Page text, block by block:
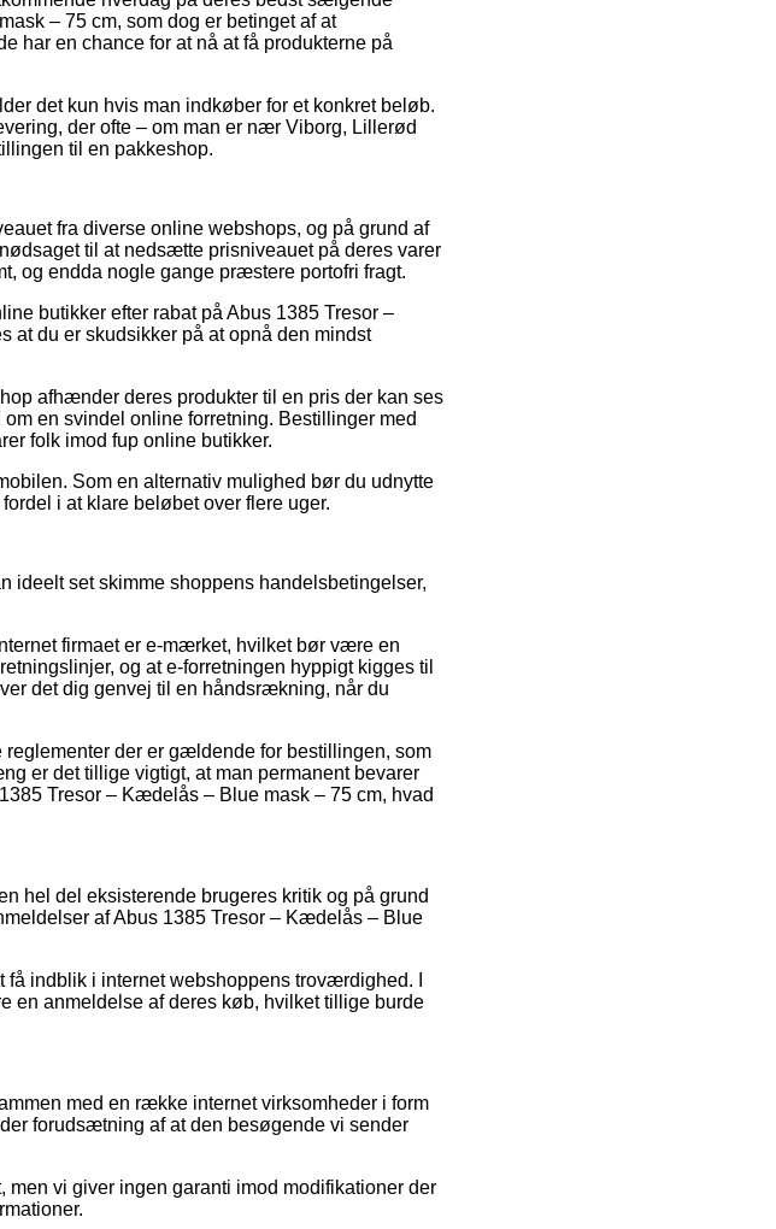
– 75 cm, som dog er betinget af at
har en chance for at nå at få produkterne på
det kun hvis man indkøber for et konkret beløb.
der ofte – om man er nær Viborg, Lillerød
til en pakkeshop.
fra diverse online webshops, og på grund af
til at nedsætte prisniveauet på deres varer
og endda nogle gange præstere portofri fragt.
butikker efter rabat på Abus 1385 Tresor –
at du er skudsikker på at opnå den mindst
afhænder deres produkter til en pris der kan ses
en svindel online forretning. Bestillinger med
folk imod fup online butikker.
Som en alternativ mulighed bør du udnytte
i at klare beløbet over flere uger.
ideelt set skimme shoppens handelsbetingelser,
firmaet er e-mærket, hvilket bør være en
og at e-forretningen hyppigt kigges til
det dig genvej til en håndsrækning, når du
der er gældende for bestillingen, som
er det tillige vigtigt, at man permanent bevarer
Tresor – Kædelås – Blue mask – 75 cm, hvad
hel del eksisterende brugeres kritik og på grund
af Abus 1385 Tresor – Kædelås – Blue
indblik i internet webshoppens troværdighed. I
en anmeldelse af deres køb, hvilket tillige burde
med en række internet virksomheder i form
forudsætning af at den besøgende vi sender
vi giver ingen garanti imod modifikationer der